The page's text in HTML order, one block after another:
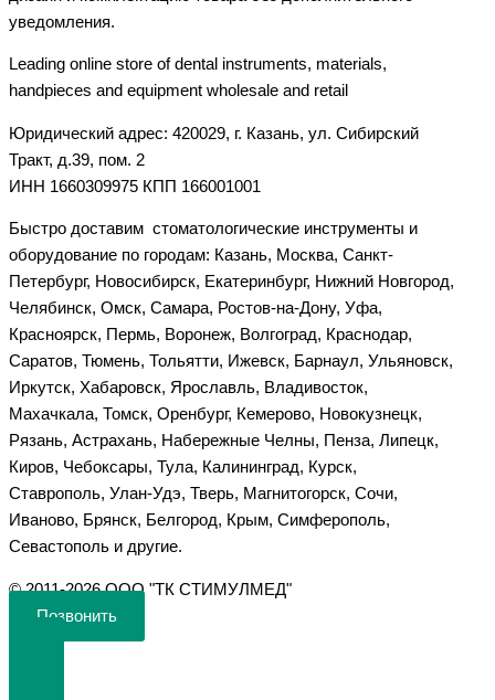
уведомления.
Leading online store of dental instruments, materials,
handpieces and equipment wholesale and retail
Юридический адрес: 420029, г. Казань, ул. Сибирский
Тракт, д.39, пом. 2
ИНН 1660309975 КПП 166001001
Быстро доставим стоматологические инструменты и
оборудование по городам: Казань, Москва, Санкт-
Петербург, Новосибирск, Екатеринбург, Нижний Новгород,
Челябинск, Омск, Самара, Ростов-на-Дону, Уфа,
Красноярск, Пермь, Воронеж, Волгоград, Краснодар,
Саратов, Тюмень, Тольятти, Ижевск, Барнаул, Ульяновск,
Иркутск, Хабаровск, Ярославль, Владивосток,
Махачкала, Томск, Оренбург, Кемерово, Новокузнецк,
Рязань, Астрахань, Набережные Челны, Пенза, Липецк,
Киров, Чебоксары, Тула, Калининград, Курск,
Ставрополь, Улан-Удэ, Тверь, Магнитогорск, Сочи,
Иваново, Брянск, Белгород, Крым, Симферополь,
Севастополь и другие.
©️ 2011-2026 ООО "ТК СТИМУЛМЕД"
Позвонить